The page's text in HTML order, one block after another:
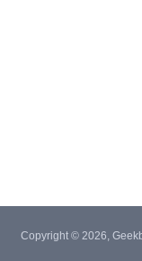
Copyright © 2026,